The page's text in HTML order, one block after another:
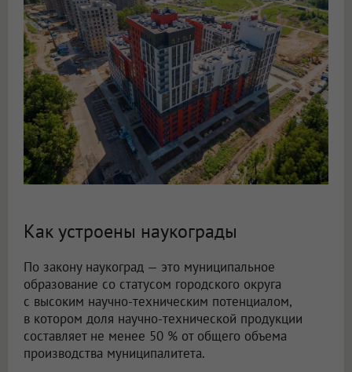
Как устроены наукограды
По закону наукоград — это муниципальное
образование со статусом городского округа
с высоким научно-техническим потенциалом,
в котором доля научно-технической продукции
составляет не менее 50 % от общего объема
производства муниципалитета.